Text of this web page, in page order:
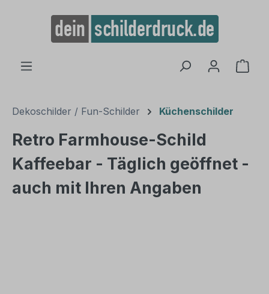
springen
Dekoschilder / Fun-Schilder Küchenschilder
Retro Farmhouse-Schild
Kaffeebar - Täglich geöffnet -
auch mit Ihren Angaben